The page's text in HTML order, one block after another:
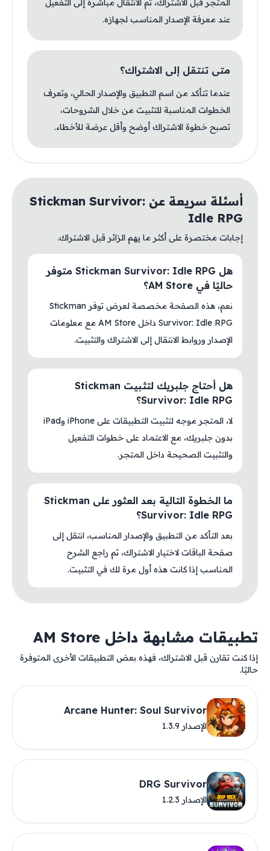
المتجر قبل الاشتراك، ثم الانتقال مباشرة إلى التفعيل
عند معرفة الإصدار المناسب لجهازه.
متى تنتقل إلى الاشتراك؟
عندما تتأكد من اسم التطبيق والإصدار الحالي، وتعرف
الخطوات المناسبة للتثبيت من خلال الشروحات،
تصبح خطوة الاشتراك أوضح وأقل عرضة للأخطاء.
أسئلة سريعة عن Stickman Survivor:
Idle RPG
إجابات مختصرة على أكثر ما يهم الزائر قبل الاشتراك.
هل Stickman Survivor: Idle RPG متوفر
حاليًا في AM Store؟
نعم، هذه الصفحة مخصصة لعرض توفر Stickman
Survivor: Idle RPG داخل AM Store مع معلومات
الإصدار وروابط الانتقال إلى الاشتراك والتثبيت.
هل أحتاج جلبريك لتثبيت Stickman
Survivor: Idle RPG؟
لا، المتجر موجه لتثبيت التطبيقات على iPhone وiPad
بدون جلبريك، مع الاعتماد على خطوات التفعيل
والتثبيت الصحيحة داخل المتجر.
ما الخطوة التالية بعد العثور على Stickman
Survivor: Idle RPG؟
بعد التأكد من التطبيق والإصدار المناسب، انتقل إلى
صفحة الباقات لاختيار الاشتراك، ثم راجع الشرح
المناسب إذا كانت هذه أول مرة لك في التثبيت.
تطبيقات مشابهة داخل AM Store
إذا كنت تقارن قبل الاشتراك، فهذه بعض التطبيقات الأخرى المتوفرة
حاليًا.
Arcane Hunter: Soul Survivor
الإصدار 1.3.9
DRG Survivor
الإصدار 1.2.3